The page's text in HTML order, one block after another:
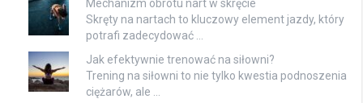
Mechanizm obrotu nart w skręcie
Skręty na nartach to kluczowy element jazdy, który
potrafi zadecydować …
Jak efektywnie trenować na siłowni?
Trening na siłowni to nie tylko kwestia podnoszenia
ciężarów, ale …